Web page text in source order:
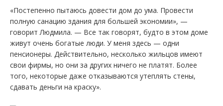
«Постепенно пытаюсь довести дом до ума. Провести
полную санацию здания для большей экономии», —
говорит Людмила. — Все так говорят, будто в этом доме
живут очень богатые люди. У меня здесь — одни
пенсионеры. Действительно, несколько жильцов имеют
свои фирмы, но они за других ничего не платят. Более
того, некоторые даже отказываются утеплять стены,
сдавать деньги на краску».